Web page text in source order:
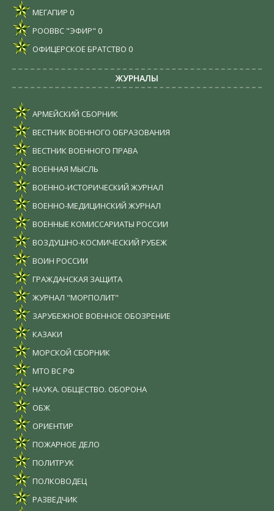
МЕГАПИР 0
РООВВС "ЭФИР" 0
ОФИЦЕРСКОЕ БРАТСТВО 0
ЖУРНАЛЫ
АРМЕЙСКИЙ СБОРНИК
ВЕСТНИК ВОЕННОГО ОБРАЗОВАНИЯ
ВЕСТНИК ВОЕННОГО ПРАВА
ВОЕННАЯ МЫСЛЬ
ВОЕННО-ИСТОРИЧЕСКИЙ ЖУРНАЛ
ВОЕННО-МЕДИЦИНСКИЙ ЖУРНАЛ
ВОЕННЫЕ КОМИССАРИАТЫ РОССИИ
ВОЗДУШНО-КОСМИЧЕСКИЙ РУБЕЖ
ВОИН РОССИИ
ГРАЖДАНСКАЯ ЗАЩИТА
ЖУРНАЛ "МОРПОЛИТ"
ЗАРУБЕЖНОЕ ВОЕННОЕ ОБОЗРЕНИЕ
КАЗАКИ
МОРСКОЙ СБОРНИК
МТО ВС РФ
НАУКА. ОБЩЕСТВО. ОБОРОНА
ОБЖ
ОРИЕНТИР
ПОЖАРНОЕ ДЕЛО
ПОЛИТРУК
ПОЛКОВОДЕЦ
РАЗВЕДЧИК